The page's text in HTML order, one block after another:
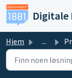
Gå til hovedinnhold
Digitale
Hjem ...